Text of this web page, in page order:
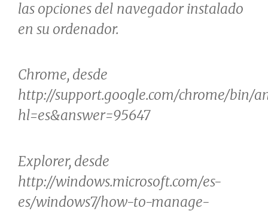
las opciones del navegador instalado
en su ordenador.
Chrome, desde
http://support.google.com/chrome/bin/
hl=es&answer=95647
Explorer, desde
http://windows.microsoft.com/es-
es/windows7/how-to-manage-